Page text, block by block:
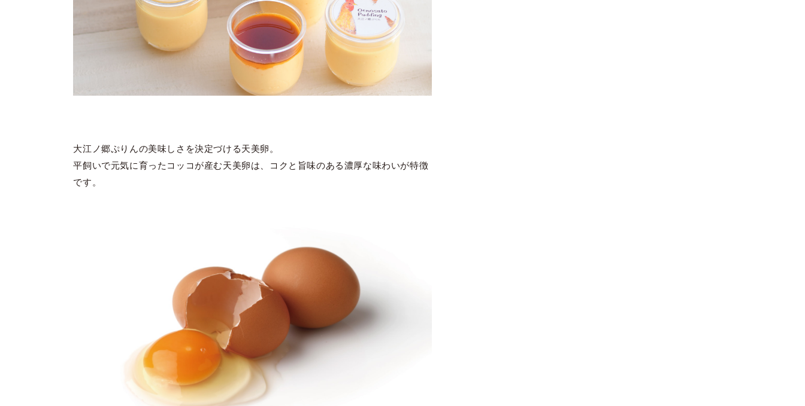
大江ノ郷ぷりんの美味しさを決定づける天美卵。
平飼いで元気に育ったコッコが産む天美卵は、コクと旨味のある濃厚な味わいが特徴
です。